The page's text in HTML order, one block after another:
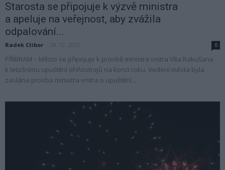
Starosta se připojuje k výzvě ministra
a apeluje na veřejnost, aby zvážila
odpalování...
Radek Ctibor 0
PŘÍBRAM – Město se připojuje k prosbě ministra vnitra Víta Rakušana
k letošnímu upuštění ohňostrojů na konci roku. Vedení města byla
zaslána prosba ministra vnitra o upuštění...